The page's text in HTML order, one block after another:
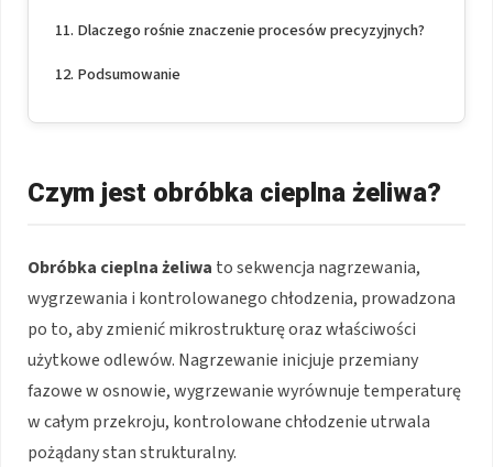
Dlaczego rośnie znaczenie procesów precyzyjnych?
Podsumowanie
Czym jest obróbka cieplna żeliwa?
Obróbka cieplna żeliwa to sekwencja nagrzewania,
wygrzewania i kontrolowanego chłodzenia, prowadzona
po to, aby zmienić mikrostrukturę oraz właściwości
użytkowe odlewów. Nagrzewanie inicjuje przemiany
fazowe w osnowie, wygrzewanie wyrównuje temperaturę
w całym przekroju, kontrolowane chłodzenie utrwala
pożądany stan strukturalny.